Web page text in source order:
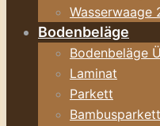
Wasserwaage
Bodenbeläge
Bodenbeläge
Laminat
Parkett
Bambusparkett